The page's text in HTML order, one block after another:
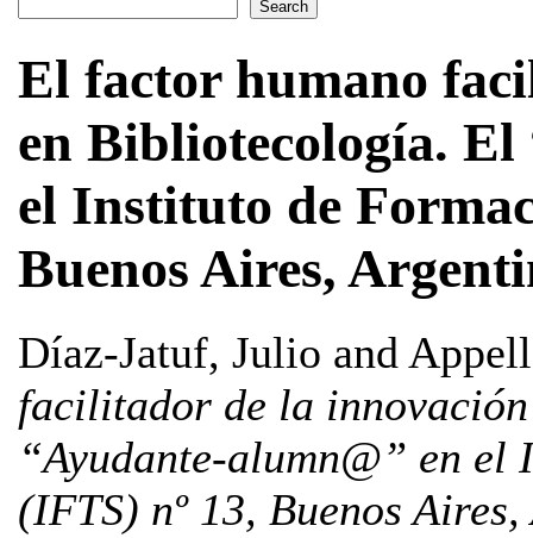
El factor humano
en Bibliotecología.
el Instituto de
Buenos Aires,
Díaz-Jatuf, Julio and
facilitador de la
“Ayudante-alumn@” en
(IFTS) nº 13, Buenos